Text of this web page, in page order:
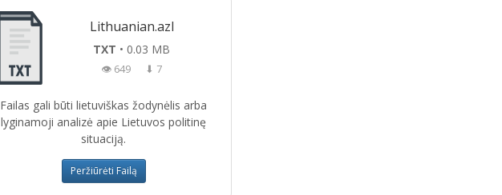
Lithuanian.azl
TXT • 0.03 MB
👁 649 ⬇ 7
Failas gali būti lietuviškas žodynėlis arba
lyginamoji analizė apie Lietuvos politinę
situaciją.
Peržiūrėti Failą